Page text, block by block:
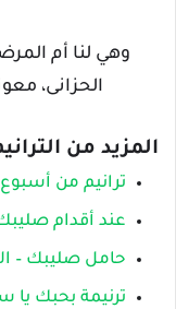
وهي لنا أم
الحزانى،
المزيد من
ترانيم من
عند أقدام
حامل صليبك –
ترنيمة بحبك يا